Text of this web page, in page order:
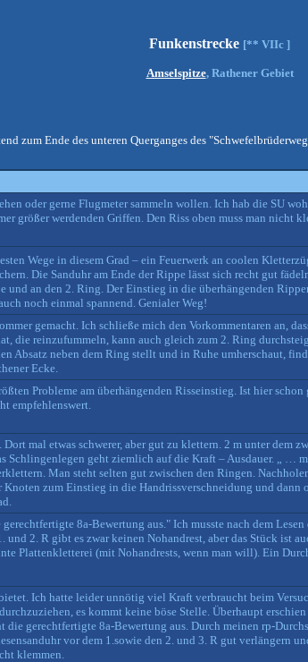
Funkenstrecke [** VIIc ]
Amselspitze, Rathener Gebiet
zum Ende des unteren Querganges des
oder gerne Flugmeter sammeln wollen. Ich hab die SU
größer werdenden Griffen. Den Riss oben muss man nicht
Wege in diesem Grad – ein Feuerwerk an coolen
Die Sanduhr am Ende der Rippe lässt sich recht gut
und an den 2. Ring. Der Einstieg in die überhängenden
noch einmal spannend. Genialer Weg!
gemacht. Ich schließe mich den Vorkommentaren an,
die reinzufummeln, kann auch gleich zum 2. Ring
Absatz neben dem Ring stellt und in Ruhe umherschaut,
Ecke.
Probleme am überhängenden Risseinstieg. Ist hier
empfehlenswert.
mal etwas schwerer, aber gut zu klettern. 2 m unter dem
Schlingenlegen geht ziemlich auf die Kraft – Ausdauer. „
Man steht selten gut zwischen den Ringen.
zum Einstieg in die Handrissverschneidung und dann
8a-Bewertung aus." Ich musste nach dem
und 2. R gibt es zwar keinen Nohandrest, aber das Stück ist
Plattenkletterei (mit Nohandrests, wenn man will). Ein
Ich hatte leider unnötig viel Kraft verbraucht beim
es kommt keine böse Stelle. Überhaupt
die gerechtfertigte 8a-Bewertung aus. Durch meinen rp-
vor dem 1.sowie den 2. und 3. R gut verlängern
klemmen.